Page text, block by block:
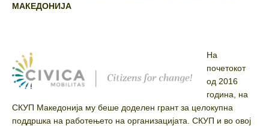
МАКЕДОНИЈА
На
почетокот
од 2016
година, на
СКУП Македонија му беше доделен грант за целокупна
поддршка на работењето на организацијата. СКУП и во овој